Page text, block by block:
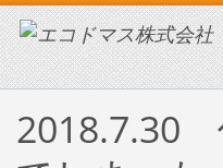
2018.7.30